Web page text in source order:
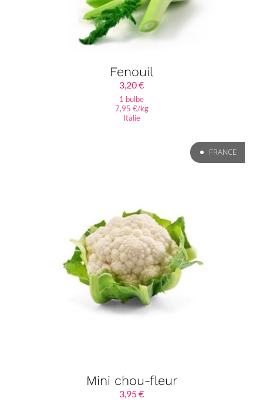
Fenouil
3,20€
1 bulbe
7,95 €/kg
Italie
FRANCE
Mini chou-fleur
3,95€